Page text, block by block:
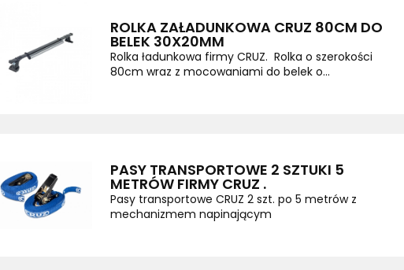
ROLKA ZAŁADUNKOWA CRUZ 80CM DO
BELEK 30X20MM
Rolka ładunkowa firmy CRUZ. Rolka o szerokości
80cm wraz z mocowaniami do belek o...
PASY TRANSPORTOWE 2 SZTUKI 5
METRÓW FIRMY CRUZ .
Pasy transportowe CRUZ 2 szt. po 5 metrów z
mechanizmem napinającym